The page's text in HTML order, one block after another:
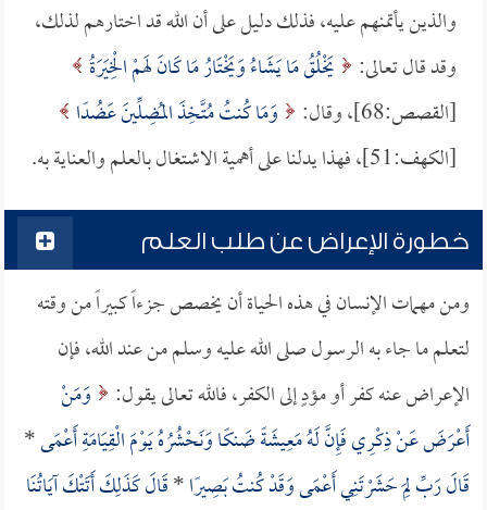
والذين يأتمنهم عليه، فذلك دليل على أن الله قد اختارهم لذلك،
وقد قال تعالى:
يَخْلُقُ مَا يَشَاءُ وَيَخْتَارُ مَا كَانَ لَهمْ الْخِيَرَةُ
[القصص:68]، وقال:
وَمَا كُنتُ مُتَّخِذَ المُضِلِّينَ عَضُدًا
[الكهف:51]، فهذا يدلنا على أهمية الاشتغال بالعلم والعناية به.
خطورة الإعراض عن طلب العلم
ومن مهمات الإنسان في هذه الحياة أن يخصص جزءاً كبيراً من وقته
لتعلم ما جاء به الرسول صلى الله عليه وسلم من عند الله، فإن
الإعراض عنه كفر أو مؤدٍ إلى الكفر، فالله تعالى يقول:
وَمَنْ
أَعْرَضَ عَنْ ذِكْرِي فَإِنَّ لَهُ مَعِيشَةً ضَنكًا وَنَحْشُرُهُ يَوْمَ الْقِيَامَةِ أَعْمَى*
قَالَ رَبِّ لِمَ حَشَرْتَنِي أَعْمَى وَقَدْ كُنتُ بَصِيرًا*قَالَ كَذَلِكَ أَتَتْكَ آيَاتُنَا